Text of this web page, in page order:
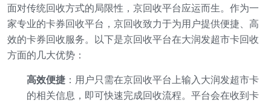
面对传统回收方式的局限性，京回收平台应运而生。作为一
家专业的卡券回收平台，京回收致力于为用户提供便捷、高
效的卡券回收服务。以下是京回收平台在大润发超市卡回收
方面的几大优势：
高效便捷 ：用户只需在京回收平台上输入大润发超市卡
的相关信息，即可快速完成回收流程。平台会在收到卡